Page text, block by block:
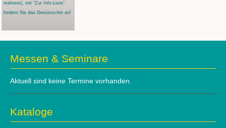
mehrere), mit "Zur Info-Liste"
fordern Sie das Gewünschte an!
Messen & Seminare
Aktuell sind keine Termine vorhanden.
Kataloge